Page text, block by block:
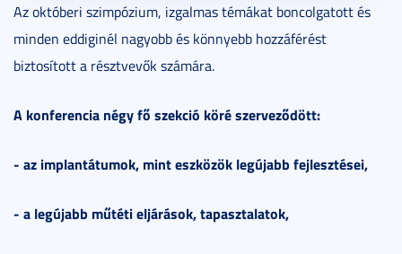
Az októberi szimpózium, izgalmas témákat boncolgatott és
minden eddiginél nagyobb és könnyebb hozzáférést
biztosított a résztvevők számára.
A konferencia négy fő szekció köré szerveződött:
- az implantátumok, mint eszközök legújabb fejlesztései,
- a legújabb műtéti eljárások, tapasztalatok,